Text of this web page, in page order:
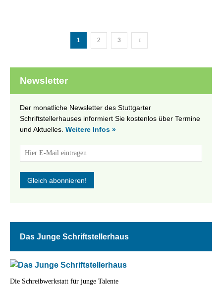
1 2 3
Newsletter
Der monatliche Newsletter des Stuttgarter
Schriftstellerhauses informiert Sie kostenlos über Termine
und Aktuelles. Weitere Infos »
Das Junge Schriftstellerhaus
Die Schreibwerkstatt für junge Talente